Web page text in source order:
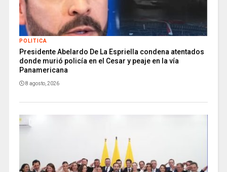
POLITICA
Presidente Abelardo De La Espriella condena atentados
donde murió policía en el Cesar y peaje en la vía
Panamericana
8 agosto, 2026